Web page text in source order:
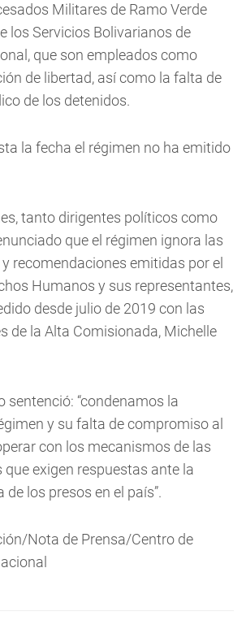
Militares de Ramo Verde
los Servicios Bolivarianos de
que son empleados como
de libertad, así como la falta de
de los detenidos.
la fecha el régimen no ha emitido
tanto dirigentes políticos como
que el régimen ignora las
recomendaciones emitidas por el
Humanos y sus representantes,
desde julio de 2019 con las
de la Alta Comisionada, Michelle
sentenció: “condenamos la
y su falta de compromiso al
con los mecanismos de las
que exigen respuestas ante la
los presos en el país”.
Nota de Prensa/Centro de